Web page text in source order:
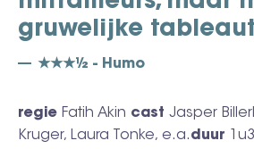
gruwelijke
★★★½ - Humo
regie Fatih Akin cast Jasper
Kruger, Laura Tonke, e.a.duur